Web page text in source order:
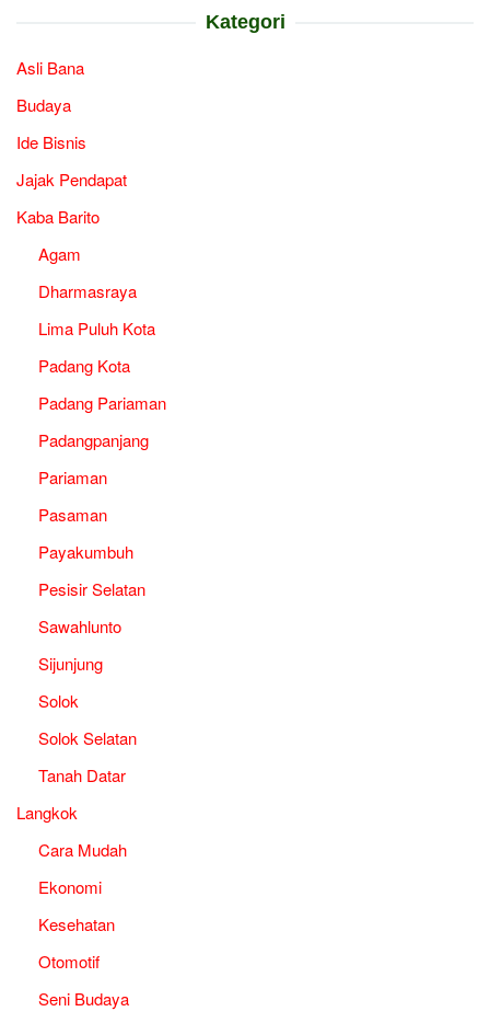
Kategori
Asli Bana
Budaya
Ide Bisnis
Jajak Pendapat
Kaba Barito
Agam
Dharmasraya
Lima Puluh Kota
Padang Kota
Padang Pariaman
Padangpanjang
Pariaman
Pasaman
Payakumbuh
Pesisir Selatan
Sawahlunto
Sijunjung
Solok
Solok Selatan
Tanah Datar
Langkok
Cara Mudah
Ekonomi
Kesehatan
Otomotif
Seni Budaya